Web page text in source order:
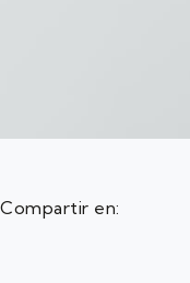
Compartir en: